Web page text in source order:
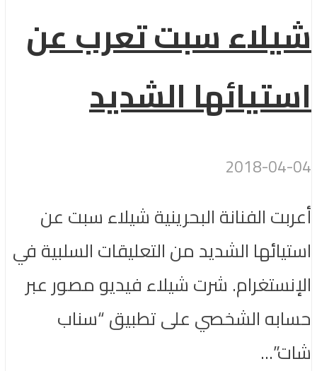
شيلاء سبت تعرب عن
استيائها الشديد
2018-04-04
أعربت الفنانة البحرينية شيلاء سبت عن
استيائها الشديد من التعليقات السلبية في
الإنستغرام. شرت شيلاء فيديو مصور عبر
حسابه الشخصي على تطبيق “سناب
شات”...